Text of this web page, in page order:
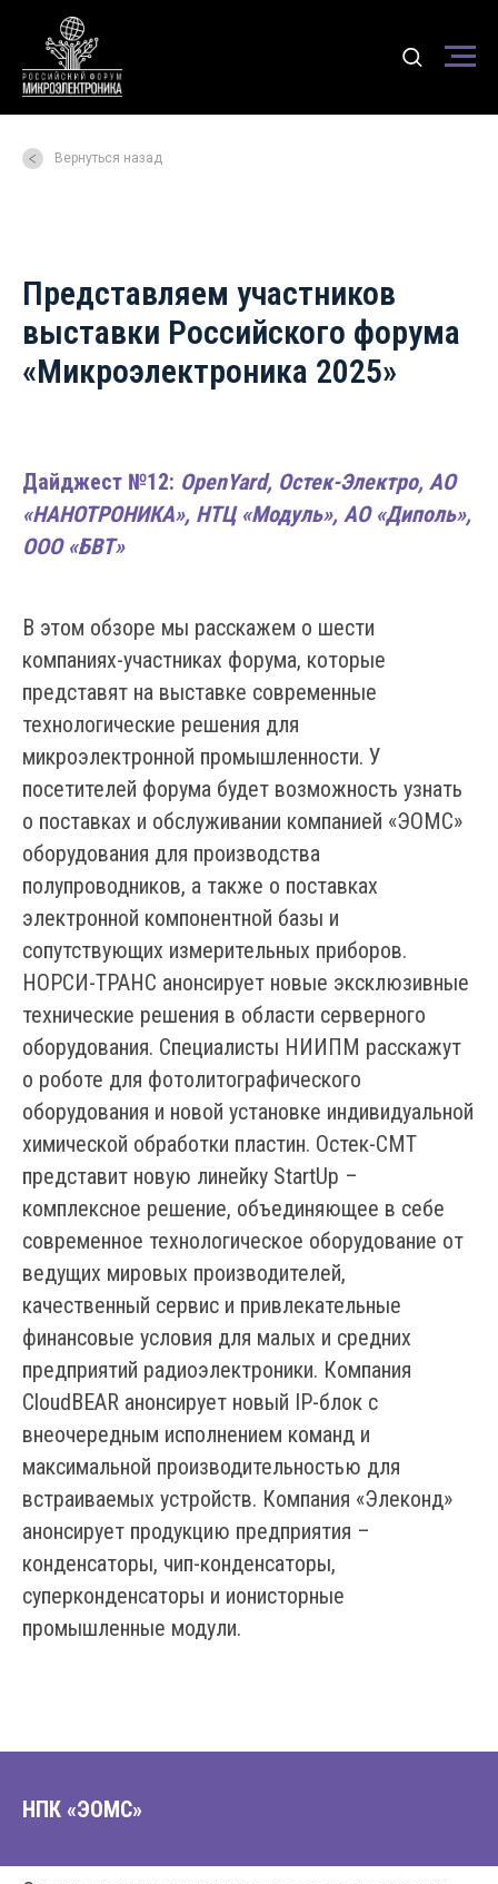
Вернуться назад
Представляем участников
выставки Российского форума
«Микроэлектроника 2025»
Дайджест №12: OpenYard, Остек-Электро, АО
«НАНОТРОНИКА», НТЦ «Модуль», АО «Диполь»,
ООО «БВТ»
В этом обзоре мы расскажем о шести
компаниях-участниках форума, которые
представят на выставке современные
технологические решения для
микроэлектронной промышленности. У
посетителей форума будет возможность узнать
о поставках и обслуживании компанией «ЭОМС»
оборудования для производства
полупроводников, а также о поставках
электронной компонентной базы и
сопутствующих измерительных приборов.
НОРСИ-ТРАНС анонсирует новые эксклюзивные
технические решения в области серверного
оборудования. Специалисты НИИПМ расскажут
о роботе для фотолитографического
оборудования и новой установке индивидуальной
химической обработки пластин. Остек-СМТ
представит новую линейку StartUp –
комплексное решение, объединяющее в себе
современное технологическое оборудование от
ведущих мировых производителей,
качественный сервис и привлекательные
финансовые условия для малых и средних
предприятий радиоэлектроники. Компания
CloudBEAR анонсирует новый IP-блок с
внеочередным исполнением команд и
максимальной производительностью для
встраиваемых устройств. Компания «Элеконд»
анонсирует продукцию предприятия –
конденсаторы, чип-конденсаторы,
суперконденсаторы и ионисторные
промышленные модули.
НПК «ЭОМС»